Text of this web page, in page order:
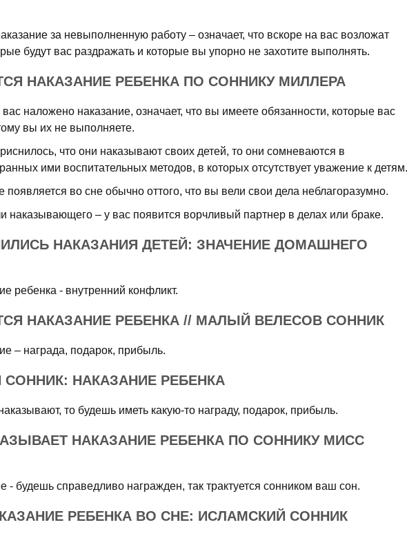
за невыполненную работу – означает, что вскоре на вас возложат
будут вас раздражать и которые вы упорно не захотите выполнять.
НАКАЗАНИЕ РЕБЕНКА ПО СОННИКУ МИЛЛЕРА
наложено наказание, означает, что вы имеете обязанности, которые вас
вы их не выполняете.
что они наказывают своих детей, то они сомневаются в
ими воспитательных методов, в которых отсутствует уважение к детям.
появляется во сне обычно оттого, что вы вели свои дела неблагоразумно.
наказывающего – у вас появится ворчливый партнер в делах или браке.
НАКАЗАНИЯ ДЕТЕЙ: ЗНАЧЕНИЕ ДОМАШНЕГО
ребенка - внутренний конфликт.
НАКАЗАНИЕ РЕБЕНКА // МАЛЫЙ ВЕЛЕСОВ СОННИК
– награда, подарок, прибыль.
СОННИК: НАКАЗАНИЕ РЕБЕНКА
то будешь иметь какую-то награду, подарок, прибыль.
НАКАЗАНИЕ РЕБЕНКА ПО СОННИКУ МИСС
- будешь справедливо награжден, так трактуется сонником ваш сон.
РЕБЕНКА ВО СНЕ: ИСЛАМСКИЙ СОННИК